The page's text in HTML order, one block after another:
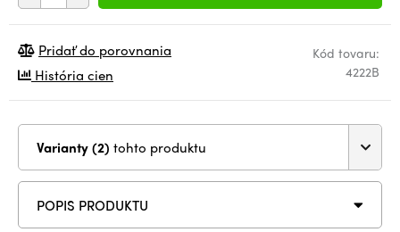
Kód tovaru:
4222B
Pridať do porovnania
História cien
Varianty (2) tohto produktu
POPIS PRODUKTU